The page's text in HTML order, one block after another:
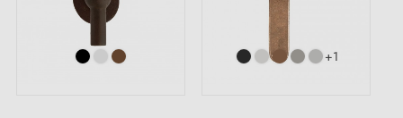
+1